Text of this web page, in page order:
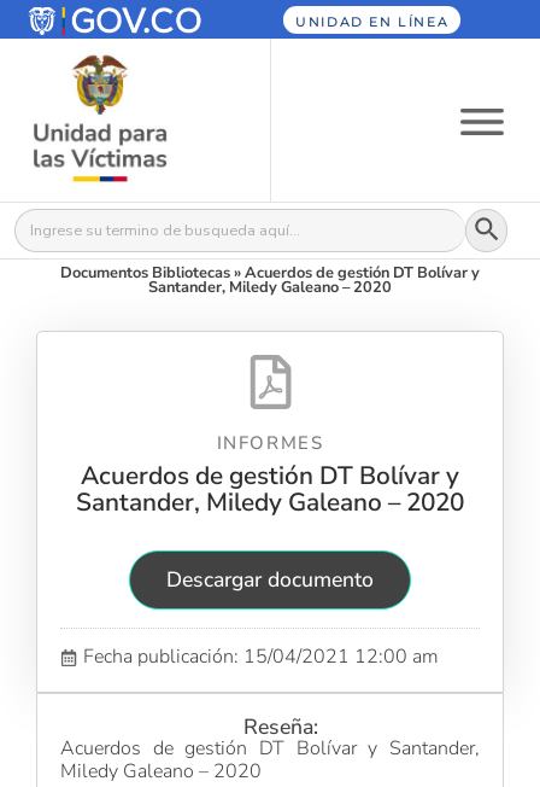
UNIDAD EN LÍNEA
Buscar: Botón
Documentos Bibliotecas»Acuerdos de gestión DT Bolívar y
Santander, Miledy Galeano – 2020
INFORMES
Acuerdos de gestión DT Bolívar y
Santander, Miledy Galeano – 2020
Descargar documento
Fecha publicación: 15/04/2021 12:00 am
Reseña:
Acuerdos de gestión DT Bolívar y Santander,
Miledy Galeano – 2020